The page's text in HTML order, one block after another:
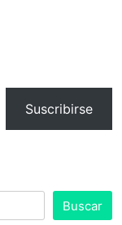
Suscribirse
Buscar